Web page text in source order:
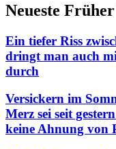
Neueste
Ein tiefer Riss
dringt man auch
durch
Versickern im
Merz sei seit
keine Ahnung von